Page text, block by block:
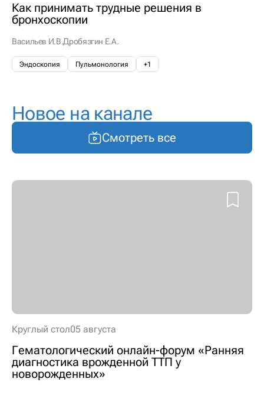
Как принимать трудные решения в
бронхоскопии
Васильев И.В.Дробязгин Е.А.
Эндоскопия Пульмонология +1
Новое на канале
Смотреть все
Круглый стол05 августа
Гематологический онлайн-форум «Ранняя
диагностика врожденной ТТП у
новорожденных»